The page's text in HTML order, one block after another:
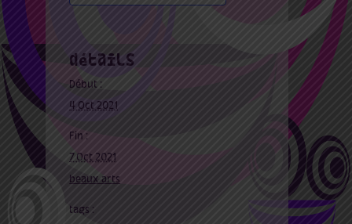
détails
Début :
4 Oct 2021
Fin :
7 Oct 2021
beaux arts
tags :